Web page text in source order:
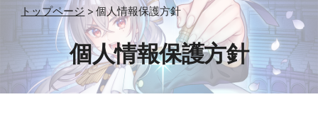
トップページ >個人情報保護方針
個人情報保護方針